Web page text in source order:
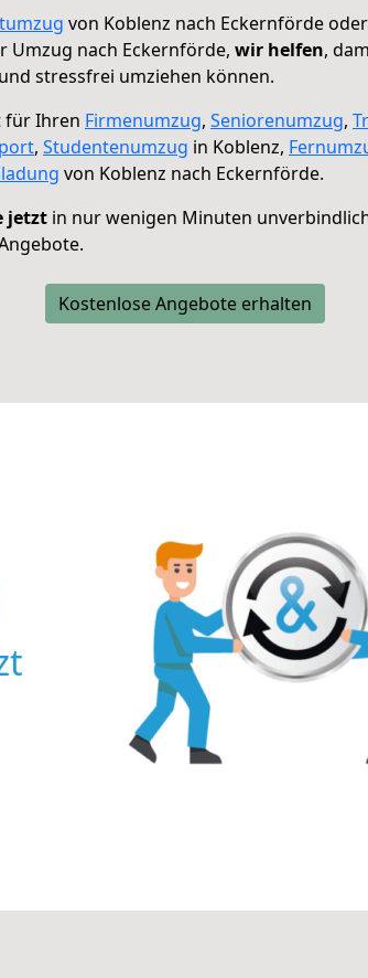
von Koblenz nach Eckernförde
Umzug nach Eckernförde, wir helfen,
stressfrei umziehen können.
für Ihren Firmenumzug, Seniorenumzug,
, Studentenumzug in Koblenz,
von Koblenz nach Eckernförde.
jetzt in nur wenigen Minuten
Kostenlose Angebote erhalten